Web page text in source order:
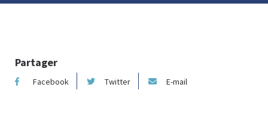
Partager
Facebook Twitter E-mail